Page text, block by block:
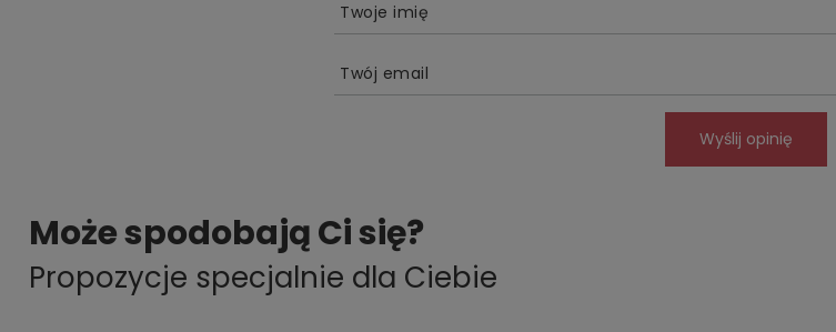
Twoje imię
Twój email
Wyślij opinię
Może spodobają Ci się?
Propozycje specjalnie dla Ciebie